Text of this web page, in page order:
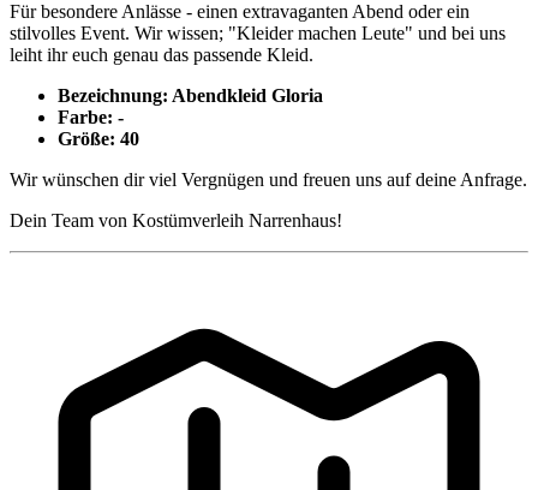
Für besondere Anlässe - einen extravaganten Abend oder ein
stilvolles Event. Wir wissen; "Kleider machen Leute" und bei uns
leiht ihr euch genau das passende Kleid.
Bezeichnung: Abendkleid Gloria
Farbe: -
Größe: 40
Wir wünschen dir viel Vergnügen und freuen uns auf deine Anfrage.
Dein Team von Kostümverleih Narrenhaus!